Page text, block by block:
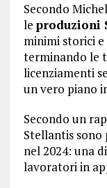
Secondo
le produzioni
minimi storici
terminando le
licenziamenti
un vero piano
Secondo un
Stellantis sono
nel 2024: una
lavoratori in